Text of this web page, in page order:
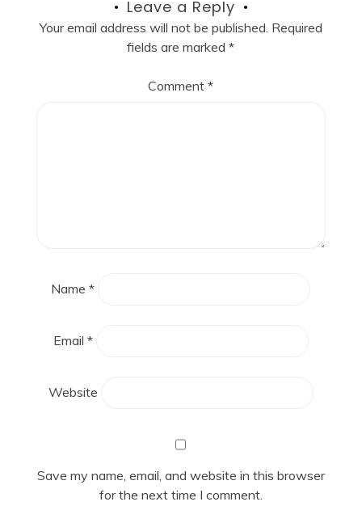
Leave a Reply
Your email address will not be published. Required
fields are marked*
Comment*
Name*
Email *
Website
Save my name, email, and website in this browser
for the next time I comment.